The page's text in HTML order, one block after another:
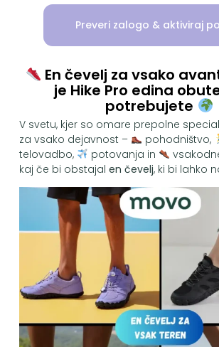
Preveri zalogo & aktiviraj
En čevelj za vsako
je Hike Pro edina
potrebujete
V svetu, kjer so omare prepolne
za vsako dejavnost –
pohodništvo,
telovadbo,
potovanja in
kaj če bi obstajal en čevelj, ki bi lahko